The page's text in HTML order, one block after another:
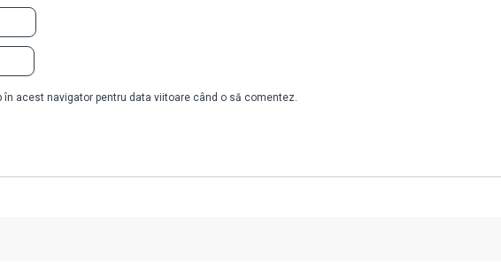
acest navigator pentru data viitoare când o să comentez.